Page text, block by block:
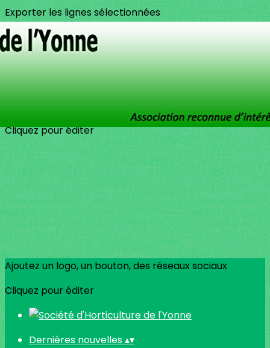
Exporter les lignes sélectionnées
Exporter toutes les colonnes
Exporter uniquement les colonnes affichées
Menu
?>
Cliquez pour éditer
Ajoutez un logo, un bouton, des réseaux sociaux
Cliquez pour éditer
Dernières nouvelles▴▾